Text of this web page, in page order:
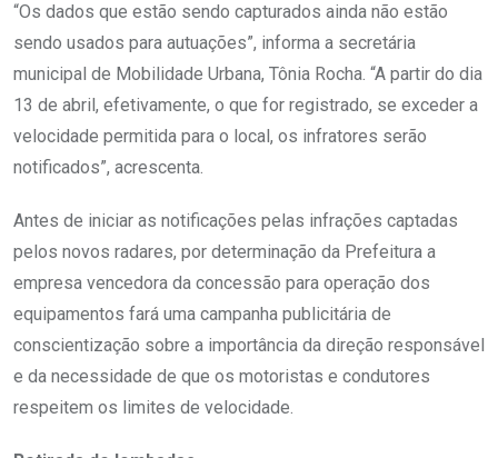
“Os dados que estão sendo capturados ainda não estão
sendo usados para autuações”, informa a secretária
municipal de Mobilidade Urbana, Tônia Rocha. “A partir do dia
13 de abril, efetivamente, o que for registrado, se exceder a
velocidade permitida para o local, os infratores serão
notificados”, acrescenta.
Antes de iniciar as notificações pelas infrações captadas
pelos novos radares, por determinação da Prefeitura a
empresa vencedora da concessão para operação dos
equipamentos fará uma campanha publicitária de
conscientização sobre a importância da direção responsável
e da necessidade de que os motoristas e condutores
respeitem os limites de velocidade.